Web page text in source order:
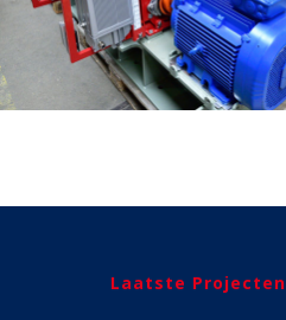
Laatste Projecten